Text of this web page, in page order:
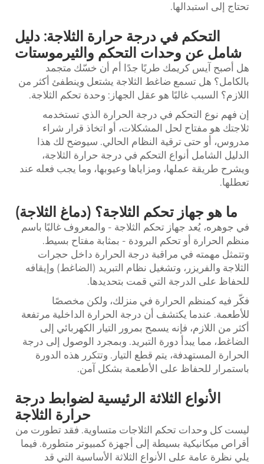
تحتاج إلى استبدالها.
التحكم في درجة حرارة الثلاجة: دليل
شامل عن وحدات التحكم والثيرموستات
هل أصبح آيس كريمك طريًا جدًا أم أن خسّك متجمد
بالكامل؟ هل تسمع ضاغط الثلاجة يشتعل وينطفئ أكثر من
اللازم؟ السبب غالبًا هو عقل الجهاز: وحدة تحكم الثلاجة.
إن فهم نوع التحكم في درجة الحرارة الذي تستخدمه
ثلاجتك هو مفتاح لحل المشكلات، أو اتخاذ قرار شراء
مدروس، أو حتى ترقية النظام الحالي. سيوضح لك هذا
الدليل الشامل أنواع التحكم في درجة حرارة الثلاجة،
ويشرح طريقة عملها، ومزاياها وعيوبها، وما يجب فعله عند
تعطلها.
ما هو جهاز تحكم الثلاجة؟ (دماغ الثلاجة)
في جوهره، يُعد جهاز تحكم الثلاجة - والمعروف غالبًا باسم
منظم الحرارة أو تحكم البرودة - بمثابة مفتاح بسيط.
وتتمثل مهمته في مراقبة درجة الحرارة داخل حجرات
الثلاجة والفريزر، وتشغيل نظام التبريد (الضاغط) وإيقافه
للحفاظ على الدرجة التي قمت بتحديدها.
فكّر فيه كمنظم الحرارة في منزلك، ولكن مخصصًا
للأطعمة. عندما يكتشف أن درجة الحرارة الداخلية مرتفعة
أكثر من اللازم، فإنه يسمح بمرور التيار الكهربائي إلى
الضاغط، مما يبدأ دورة التبريد. وبمجرد الوصول إلى درجة
الحرارة المستهدفة، يتم قطع التيار. وتتكرر هذه الدورة
باستمرار للحفاظ على الأطعمة بشكل آمن.
الأنواع الثلاثة الرئيسية لضوابط درجة
حرارة الثلاجة
ليست كل وحدات تحكم الثلاجات متساوية. فقد تطورت من
أقراص ميكانيكية بسيطة إلى أجهزة كمبيوتر متطورة. فيما
يلي نظرة عامة على الأنواع الثلاثة الأساسية التي قد